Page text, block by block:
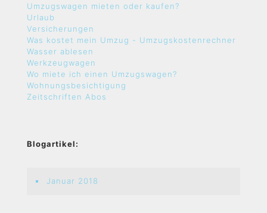
Umzugswagen mieten oder kaufen?
Urlaub
Versicherungen
Was kostet mein Umzug - Umzugskostenrechner
Wasser ablesen
Werkzeugwagen
Wo miete ich einen Umzugswagen?
Wohnungsbesichtigung
Zeitschriften Abos
Blogartikel:
Januar 2018